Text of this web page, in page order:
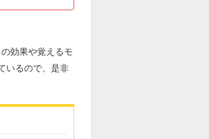
効果や覚えるモ
いるので、是非